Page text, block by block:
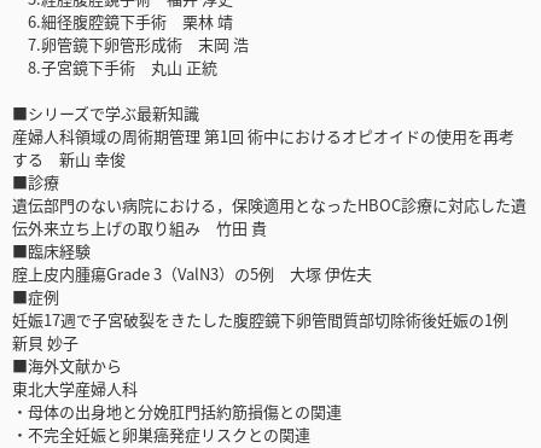
6.細径腹腔鏡下手術 栗林 靖
7.卵管鏡下卵管形成術 末岡 浩
8.子宮鏡下手術 丸山 正統
■シリーズで学ぶ最新知識
産婦人科領域の周術期管理 第1回 術中におけるオピオイドの使用を再考
する 新山 幸俊
■診療
遺伝部門のない病院における，保険適用となったHBOC診療に対応した遺
伝外来立ち上げの取り組み 竹田 貴
■臨床経験
腟上皮内腫瘍Grade 3（ValN3）の5例 大塚 伊佐夫
■症例
妊娠17週で子宮破裂をきたした腹腔鏡下卵管間質部切除術後妊娠の1例
新貝 妙子
■海外文献から
東北大学産婦人科
・母体の出身地と分娩肛門括約筋損傷との関連
・不完全妊娠と卵巣癌発症リスクとの関連